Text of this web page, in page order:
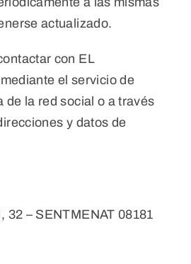
actualizado.
con EL
el servicio de
de la red social o a través
y datos de
32 – SENTMENAT 08181